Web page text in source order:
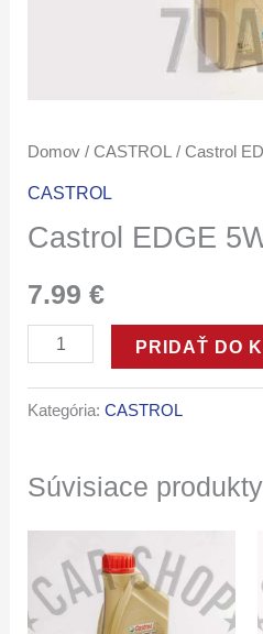
Domov /CASTROL / Castrol
CASTROL
Castrol EDGE
7.99€
PRIDAŤ DO
Kategória:CASTROL
Súvisiace produkty